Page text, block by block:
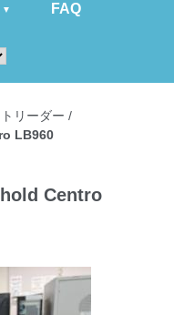
FAQ
リーダー /
LB960
Centro